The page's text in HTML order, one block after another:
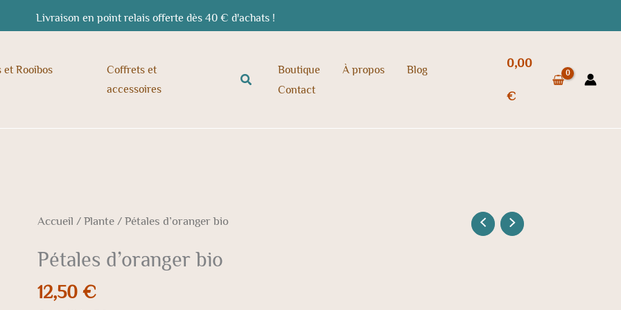
Livraison en point relais offerte dès 40 € d'achats !
Rooibos
Coffrets et
accessoires
Rechercher
Boutique À propos
Blog
Contact
0,00
€
Accueil / Plante/ Pétales d’oranger bio
Pétales d’oranger bio
12,50 €
quantité
Pétales
bio